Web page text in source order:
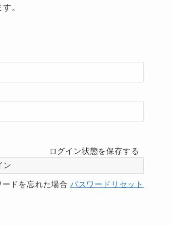
。
ログイン状態を保存する
ードを忘れた場合 パスワードリセット